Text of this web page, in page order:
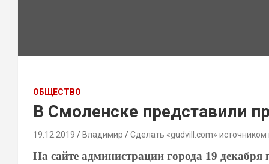
ОБЩЕСТВО
В Смоленске представили
19.12.2019 Владимир Сделать «gudvill.com» источником
На сайте администрации города 19